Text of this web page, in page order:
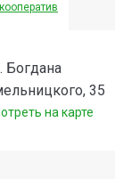
Богдана
35
на карте